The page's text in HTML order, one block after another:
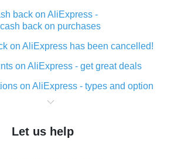
back on AliExpress -
back on purchases
on AliExpress has been cancelled!
on AliExpress - get great deals
on AliExpress - types and option
back when making purchases on
download cash back for AliExpress
Let us help